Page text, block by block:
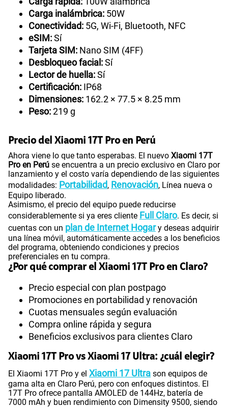
Carga inalámbrica: 50W
Conectividad: 5G, Wi-Fi, Bluetooth, NFC
eSIM:Sí
Tarjeta SIM: Nano SIM (4FF)
Desbloqueo facial:Sí
Lector de huella:Sí
Certificación: IP68
Dimensiones: 162.2 × 77.5 × 8.25 mm
Peso:219 g
Precio del Xiaomi 17T Pro en Perú
Ahora viene lo que tanto esperabas. El nuevo Xiaomi 17T
Pro en Perú se encuentra a un precio exclusivo en Claro por
lanzamiento y el costo varía dependiendo de las siguientes
modalidades: Portabilidad, Renovación, Línea nueva o
Equipo liberado.
Asimismo, el precio del equipo puede reducirse
considerablemente si ya eres cliente Full Claro. Es decir, si
cuentas con un plan de Internet Hogary deseas adquirir
una línea móvil, automáticamente accedes a los beneficios
del programa, obteniendo condiciones y precios
preferenciales en tu compra.
¿Por qué comprar el Xiaomi 17T Pro en Claro?
Precio especial con plan postpago
Promociones en portabilidad y renovación
Cuotas mensuales según evaluación
Compra online rápida y segura
Beneficios exclusivos para clientes Claro
Xiaomi 17T Pro vs Xiaomi 17 Ultra: ¿cuál elegir?
El Xiaomi 17T Pro y el Xiaomi 17 Ultra son equipos de
gama alta en Claro Perú, pero con enfoques distintos. El
17T Pro ofrece pantalla AMOLED de 144Hz, batería de
7000 mAh y buen rendimiento con Dimensity 9500, siendo